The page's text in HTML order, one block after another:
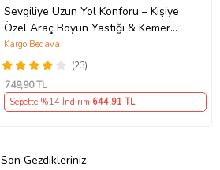
Sevgiliye Uzun Yol Konforu – Kişiye
Özel Araç Boyun Yastığı & Kemer
Pedi Hediye Seti
(23)
Kargo Bedava
749,90 TL
Sepette %14 İndirim 644,91 TL
Son Gezdikleriniz